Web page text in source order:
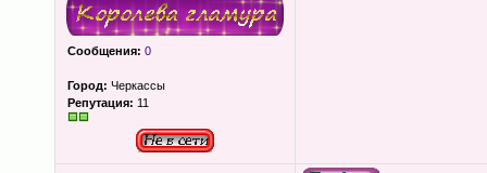
Сообщения: 0
Город: Черкассы
Репутация: 11